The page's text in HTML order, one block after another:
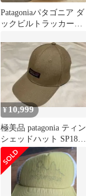
Patagoniaパタゴニア ダ
ックビルトラッカーハ
¥10,999
極美品 patagonia ティン
シェッドハット SP18
ダックビル キャップ